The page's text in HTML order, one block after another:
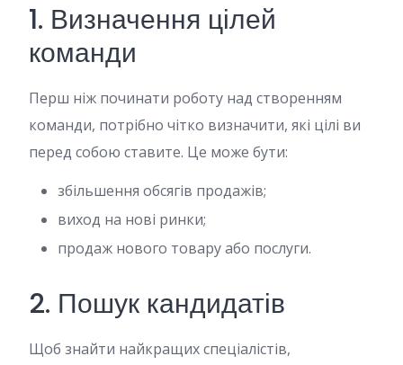
1. Визначення цілей
команди
Перш ніж починати роботу над створенням
команди, потрібно чітко визначити, які цілі ви
перед собою ставите. Це може бути:
збільшення обсягів продажів;
виход на нові ринки;
продаж нового товару або послуги.
2. Пошук кандидатів
Щоб знайти найкращих спеціалістів,